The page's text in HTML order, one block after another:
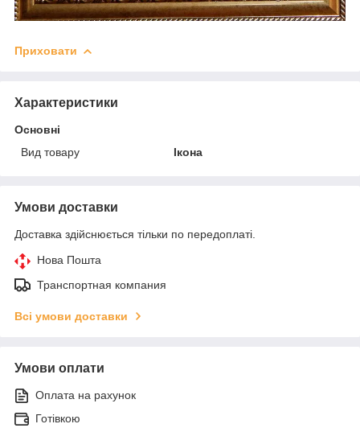
Приховати
Характеристики
Основні
Вид товару
Ікона
Умови доставки
Доставка здійснюється тільки по передоплаті.
Нова Пошта
Транспортная компания
Всі умови доставки
Умови оплати
Оплата на рахунок
Готівкою